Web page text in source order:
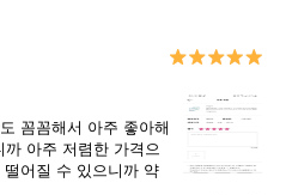
꼼꼼해서 아주 좋아해
아주 저렴한 가격으
어질 수 있으니까 약